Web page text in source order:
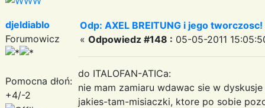
djeldiablo
Forumowicz
Pomocna dłoń:
+4/-2
Odp: AXEL BREITUNG i jego
« Odpowiedz #148 : 05-05-2011
do ITALOFAN-ATICa:
nie mam zamiaru wdawac sie w
jakies-tam-misiaczki, ktore po sobie